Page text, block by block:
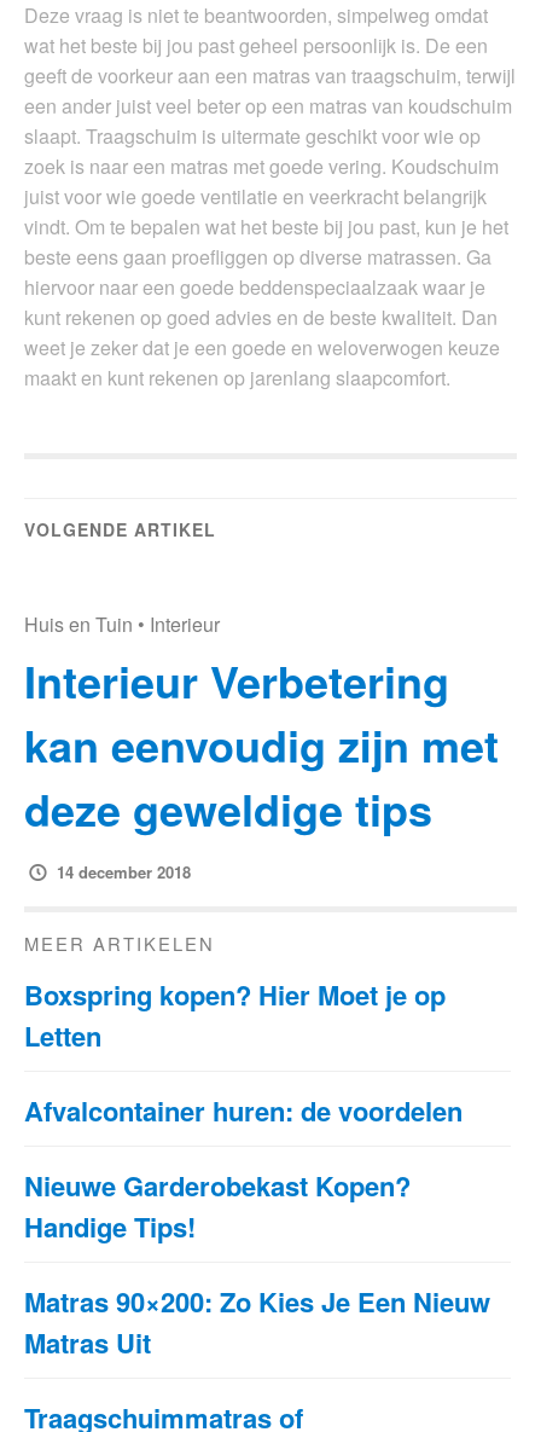
Deze vraag is niet te beantwoorden, simpelweg omdat
wat het beste bij jou past geheel persoonlijk is. De een
geeft de voorkeur aan een matras van traagschuim, terwijl
een ander juist veel beter op een matras van koudschuim
slaapt. Traagschuim is uitermate geschikt voor wie op
zoek is naar een matras met goede vering. Koudschuim
juist voor wie goede ventilatie en veerkracht belangrijk
vindt. Om te bepalen wat het beste bij jou past, kun je het
beste eens gaan proefliggen op diverse matrassen. Ga
hiervoor naar een goede beddenspeciaalzaak waar je
kunt rekenen op goed advies en de beste kwaliteit. Dan
weet je zeker dat je een goede en weloverwogen keuze
maakt en kunt rekenen op jarenlang slaapcomfort.
VOLGENDE ARTIKEL
Huis en Tuin • Interieur
Interieur Verbetering
kan eenvoudig zijn met
deze geweldige tips
14 december 2018
MEER ARTIKELEN
Boxspring kopen? Hier Moet je op
Letten
Afvalcontainer huren: de voordelen
Nieuwe Garderobekast Kopen?
Handige Tips!
Matras 90×200: Zo Kies Je Een Nieuw
Matras Uit
Traagschuimmatras of